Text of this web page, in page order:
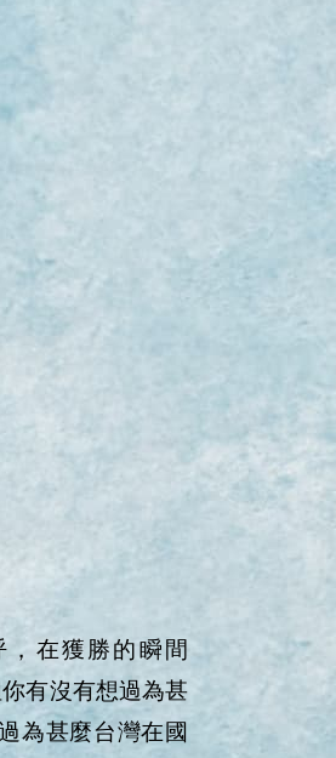
在獲勝的瞬間
有沒有想過為甚
為甚麼台灣在國